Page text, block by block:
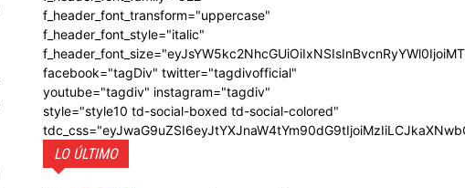
f_header_font_transform="uppercase"
f_header_font_style="italic"
facebook="tagDiv" twitter="tagdivofficial"
youtube="tagdiv" instagram="tagdiv"
style="style10 td-social-boxed td-social-colored"
LO ÚLTIMO